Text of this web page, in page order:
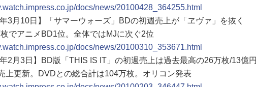
docs/news/20100428_364255.html
年3月10日】「サマーウォーズ」BDの初週売上が「ヱヴァ」を抜く
枚でアニメBD1位。全体ではMJに次ぐ2位
docs/news/20100310_353671.html
年2月3日】BD版「THIS IS IT」の初週売上は過去最高の26万枚/13億円
上更新。DVDとの総合計は104万枚。オリコン発表